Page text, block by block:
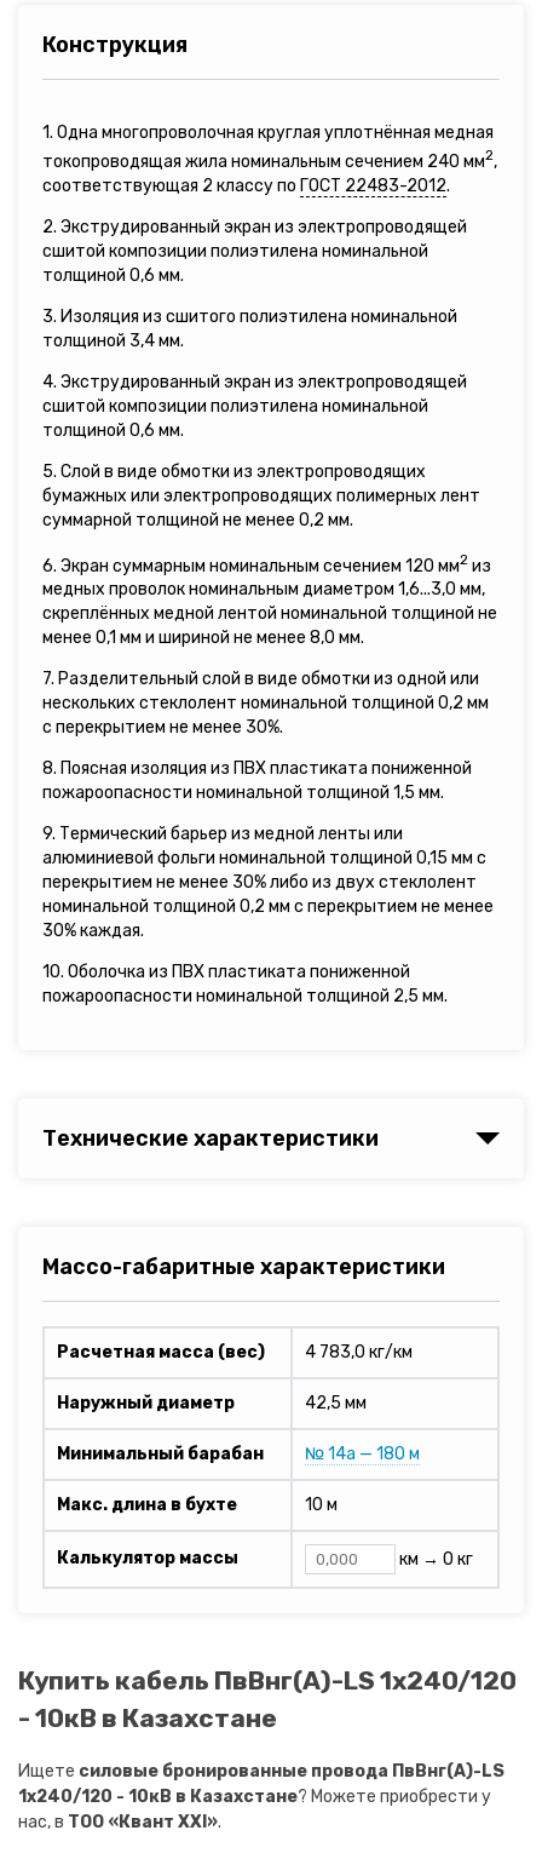
Конструкция
1. Одна многопроволочная круглая уплотнённая медная
токопроводящая жила номинальным сечением 240 мм2,
соответствующая 2 классу по ГОСТ 22483-2012.
2. Экструдированный экран из электропроводящей
сшитой композиции полиэтилена номинальной
толщиной 0,6 мм.
3. Изоляция из сшитого полиэтилена номинальной
толщиной 3,4 мм.
4. Экструдированный экран из электропроводящей
сшитой композиции полиэтилена номинальной
толщиной 0,6 мм.
5. Слой в виде обмотки из электропроводящих
бумажных или электропроводящих полимерных лент
суммарной толщиной не менее 0,2 мм.
6. Экран суммарным номинальным сечением 120 мм2 из
медных проволок номинальным диаметром 1,6...3,0 мм,
скреплённых медной лентой номинальной толщиной не
менее 0,1 мм и шириной не менее 8,0 мм.
7. Разделительный слой в виде обмотки из одной или
нескольких стеклолент номинальной толщиной 0,2 мм
с перекрытием не менее 30%.
8. Поясная изоляция из ПВХ пластиката пониженной
пожароопасности номинальной толщиной 1,5 мм.
9. Термический барьер из медной ленты или
алюминиевой фольги номинальной толщиной 0,15 мм с
перекрытием не менее 30% либо из двух стеклолент
номинальной толщиной 0,2 мм с перекрытием не менее
30% каждая.
10. Оболочка из ПВХ пластиката пониженной
пожароопасности номинальной толщиной 2,5 мм.
Технические характеристики
Массо-габаритные характеристики
Расчетная масса (вес) 4 783,0 кг/км
Наружный диаметр 42,5 мм
Минимальный барабан № 14а — 180 м
Макс. длина в бухте 10 м
Калькулятор массы км → 0 кг
Купить кабель ПвВнг(A)-LS 1х240/120
- 10кВ в Казахстане
Ищете силовые бронированные провода ПвВнг(A)-LS
1х240/120 - 10кВ в Казахстане? Можете приобрести у
нас, в ТОО «Квант XXI».